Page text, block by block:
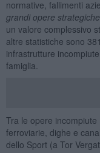
normative, fallimenti
grandi opere strategiche
un valore complessivo
altre statistiche sono
infrastrutture
famiglia.
Tra le opere
ferroviarie, dighe e
dello Sport (a Tor